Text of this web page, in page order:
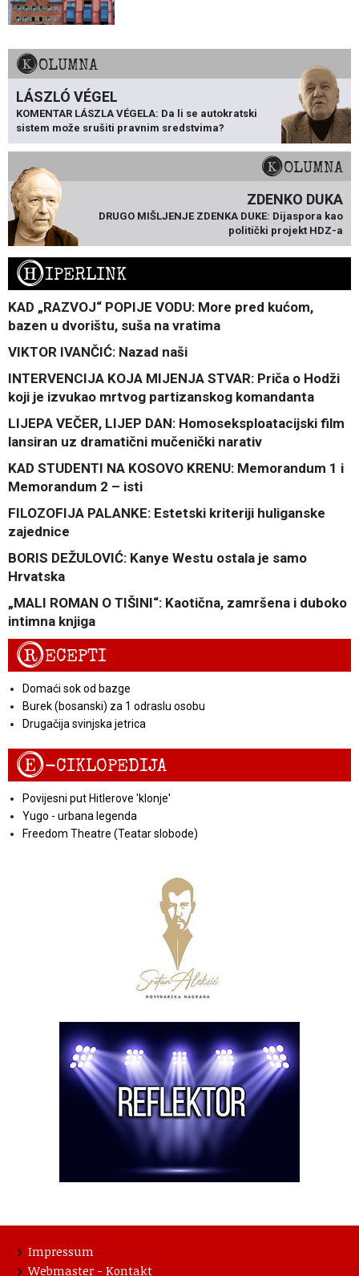
KOLUMNA
LÁSZLÓ VÉGEL
KOMENTAR LÁSZLA VÉGELA: Da li se autokratski
sistem može srušiti pravnim sredstvima?
KOLUMNA
ZDENKO DUKA
DRUGO MIŠLJENJE ZDENKA DUKE: Dijaspora kao
politički projekt HDZ-a
HIPERLINK
KAD „RAZVOJ“ POPIJE VODU: More pred kućom,
bazen u dvorištu, suša na vratima
VIKTOR IVANČIĆ: Nazad naši
INTERVENCIJA KOJA MIJENJA STVAR: Priča o Hodži
koji je izvukao mrtvog partizanskog komandanta
LIJEPA VEČER, LIJEP DAN: Homoseksploatacijski film
lansiran uz dramatični mučenički narativ
KAD STUDENTI NA KOSOVO KRENU: Memorandum 1 i
Memorandum 2 – isti
FILOZOFIJA PALANKE: Estetski kriteriji huliganske
zajednice
BORIS DEŽULOVIĆ: Kanye Westu ostala je samo
Hrvatska
„MALI ROMAN O TIŠINI“: Kaotična, zamršena i duboko
intimna knjiga
RECEPTI
Domaći sok od bazge
Burek (bosanski) za 1 odraslu osobu
Drugačija svinjska jetrica
E-CIKLOPEDIJA
Povijesni put Hitlerove 'klonje'
Yugo - urbana legenda
Freedom Theatre (Teatar slobode)
Impressum
Webmaster - Kontakt